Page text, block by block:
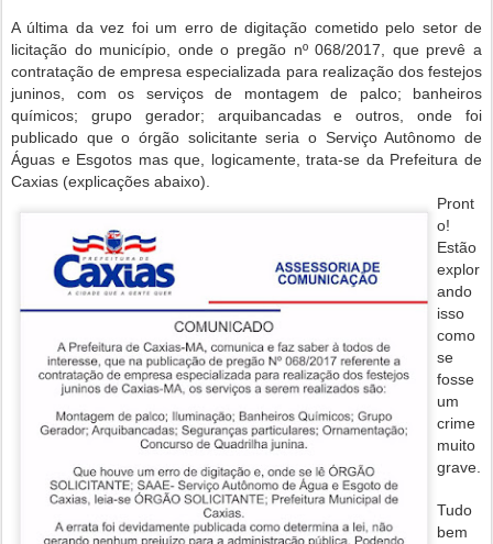
A última da vez foi um erro de digitação cometido pelo setor de
licitação do município, onde o pregão nº 068/2017, que prevê a
contratação de empresa especializada para realização dos festejos
juninos, com os serviços de montagem de palco; banheiros
químicos; grupo gerador; arquibancadas e outros, onde foi
publicado que o órgão solicitante seria o Serviço Autônomo de
Águas e Esgotos mas que, logicamente, trata-se da Prefeitura de
Caxias (explicações abaixo).
Pront
o!
Estão
explor
ando
isso
como
se
fosse
um
crime
muito
grave.
Tudo
bem